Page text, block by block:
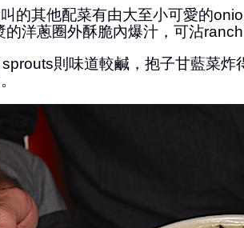
的其他配菜有由大至小可愛的
的洋蔥圈外酥脆內爆汁，可沾
則味道較鹹，抱子甘藍菜炸